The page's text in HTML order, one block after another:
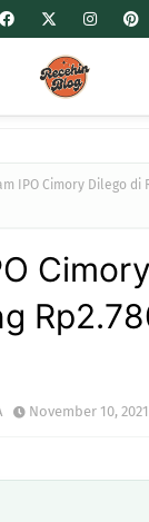
IPO Cimory Dilego di
November 10, 2021